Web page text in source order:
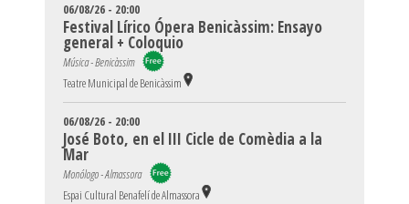
06/08/26 - 20:00
Festival Lírico Ópera Benicàssim: Ensayo
general + Coloquio
Música - Benicàssim
Teatre Municipal de Benicàssim
06/08/26 - 20:00
José Boto, en el III Cicle de Comèdia a la
Mar
Monólogo - Almassora
Espai Cultural Benafelí de Almassora